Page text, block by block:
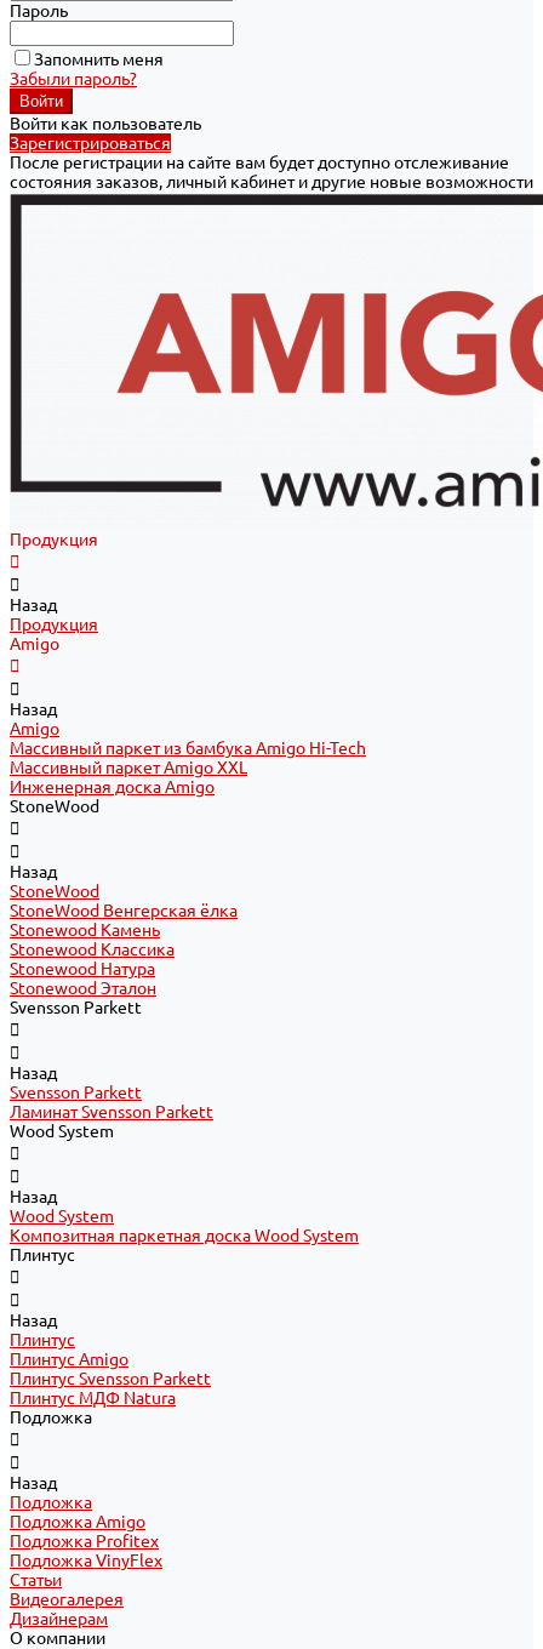
Пароль
Запомнить меня
Забыли пароль?
Войти как пользователь
Зарегистрироваться
После регистрации на сайте вам будет доступно отслеживание
состояния заказов, личный кабинет и другие новые возможности
Продукция
Назад
Продукция
Amigo
Назад
Amigo
Массивный паркет из бамбука Amigo Hi-Tech
Массивный паркет Amigo XXL
Инженерная доска Amigo
StoneWood
Назад
StoneWood
StoneWood Венгерская ёлка
Stonewood Камень
Stonewood Классика
Stonewood Натура
Stonewood Эталон
Svensson Parkett
Назад
Svensson Parkett
Ламинат Svensson Parkett
Wood System
Назад
Wood System
Композитная паркетная доска Wood System
Плинтус
Назад
Плинтус
Плинтус Amigo
Плинтус Svensson Parkett
Плинтус МДФ Natura
Подложка
Назад
Подложка
Подложка Amigo
Подложка Profitex
Подложка VinyFlex
Статьи
Видеогалерея
Дизайнерам
О компании